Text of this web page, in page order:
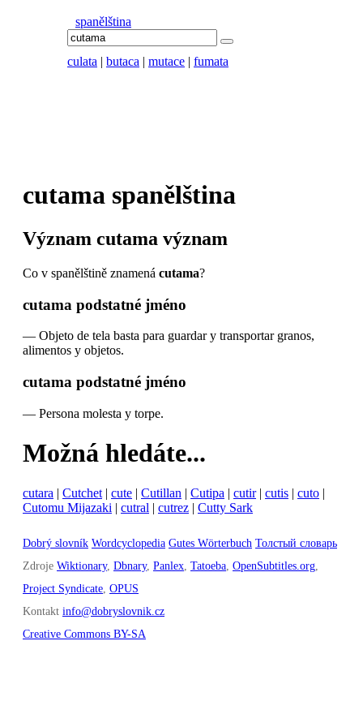
spanělština
culata | butaca | mutace | fumata
cutama spanělština
Význam cutama význam
Co v spanělštině znamená cutama?
cutama podstatné jméno
— Objeto de tela basta para guardar y transportar granos,
alimentos y objetos.
cutama podstatné jméno
— Persona molesta y torpe.
Možná hledáte...
cutara | Cutchet | cute | Cutillan | Cutipa | cutir | cutis | cuto |
Cutomu Mijazaki | cutral | cutrez | Cutty Sark
Dobrý slovník Wordcyclopedia Gutes Wörterbuch Толстый словарь
Zdroje Wiktionary, Dbnary, Panlex Tatoeba OpenSubtitles.org
Project Syndicate OPUS
Kontakt info@dobryslovnik.cz
Creative Commons BY-SA